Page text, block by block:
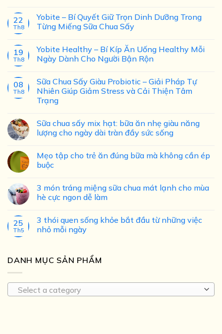
22
Th8
Yobite – Bí Quyết Giữ Trọn Dinh Dưỡng Trong
Từng Miếng Sữa Chua Sấy
19
Th8
Yobite Healthy – Bí Kíp Ăn Uống Healthy Mỗi
Ngày Dành Cho Người Bận Rộn
08
Th8
Sữa Chua Sấy Giàu Probiotic – Giải Pháp Tự
Nhiên Giúp Giảm Stress và Cải Thiện Tâm
Trạng
Sữa chua sấy mix hạt: bữa ăn nhẹ giàu năng
lượng cho ngày dài tràn đầy sức sống
Mẹo tập cho trẻ ăn đúng bữa mà không cần ép
buộc
3 món tráng miệng sữa chua mát lạnh cho mùa
hè cực ngon dễ làm
25
Th5
3 thói quen sống khỏe bắt đầu từ những việc
nhỏ mỗi ngày
DANH MỤC SẢN PHẨM
Select a category